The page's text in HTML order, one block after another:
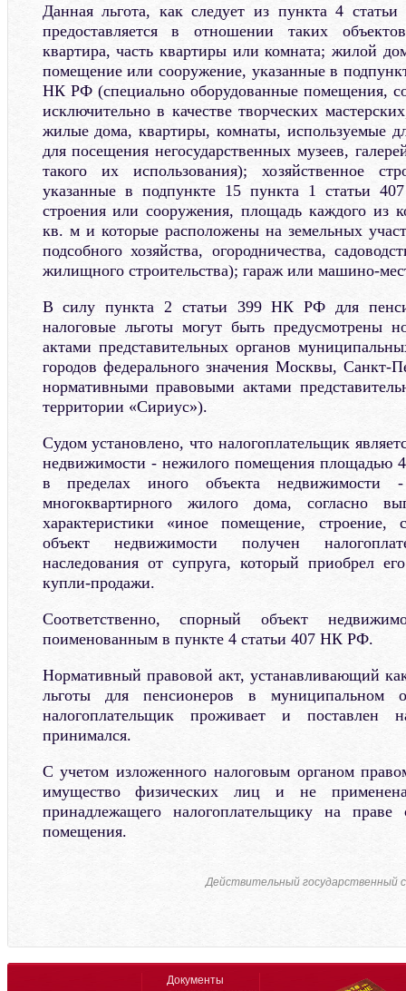
Данная льгота, как следует из пункта 4 статьи
предоставляется в отношении таких
квартира, часть квартиры или комната; жилой
помещение или сооружение, указанные в
НК РФ (специально оборудованные помещения,
исключительно в качестве творческих
жилые дома, квартиры, комнаты, используемые
для посещения негосударственных музеев,
такого их использования); хозяйственное
указанные в подпункте 15 пункта 1 статьи
строения или сооружения, площадь каждого из
кв. м и которые расположены на земельных
подсобного хозяйства, огородничества,
жилищного строительства); гараж или машино-
В силу пункта 2 статьи 399 НК РФ для
налоговые льготы могут быть предусмотрены
актами представительных органов
городов федерального значения Москвы, Санкт-
нормативными правовыми актами
территории «Сириус»).
Судом установлено, что налогоплательщик
недвижимости - нежилого помещения площадью
в пределах иного объекта недвижимости
многоквартирного жилого дома, согласно
характеристики «иное помещение, строение,
объект недвижимости получен
наследования от супруга, который приобрел
купли-продажи.
Соответственно, спорный объект
поименованным в пункте 4 статьи 407 НК РФ.
Нормативный правовой акт, устанавливающий
льготы для пенсионеров в муниципальном
налогоплательщик проживает и поставлен
принимался.
С учетом изложенного налоговым органом
имущество физических лиц и не
принадлежащего налогоплательщику на праве
помещения.
Действительный государственный
Документы